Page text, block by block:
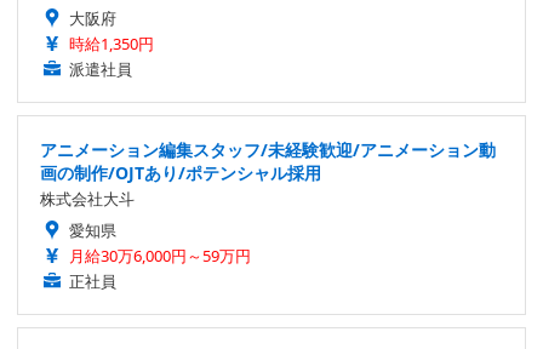
大阪府
時給1,350円
派遣社員
アニメーション編集スタッフ/未経験歓迎/アニメーション動
画の制作/OJTあり/ポテンシャル採用
株式会社大斗
愛知県
月給30万6,000円～59万円
正社員